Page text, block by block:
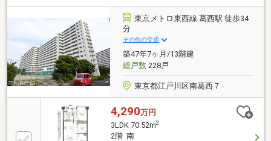
東京メトロ東西線 葛西駅 徒歩34
分
その他の交通
築47年7ヶ月/13階建
総戸数228戸
東京都江戸川区南葛西７
4,290万円
3LDK 70.52m2
2階 南